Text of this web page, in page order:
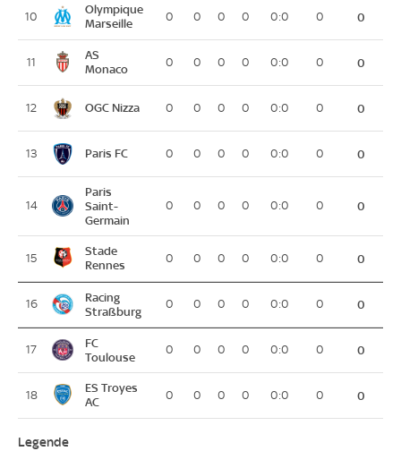
10
Olympique
Marseille
0 0 0 0 0:0 0 0
11
AS
Monaco
0 0 0 0 0:0 0 0
12 OGC Nizza 0 0 0 0 0:0 0 0
13 Paris FC 0 0 0 0 0:0 0 0
14
Paris
Saint-
Germain
0 0 0 0 0:0 0 0
15
Stade
Rennes
0 0 0 0 0:0 0 0
16
Racing
Straßburg
0 0 0 0 0:0 0 0
17
FC
Toulouse
0 0 0 0 0:0 0 0
18
ES Troyes
AC
0 0 0 0 0:0 0 0
Legende